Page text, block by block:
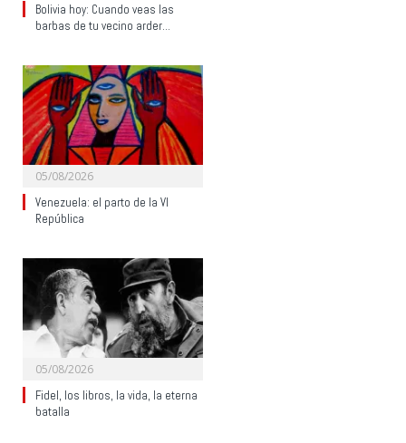
Bolivia hoy: Cuando veas las
barbas de tu vecino arder…
05/08/2026
Venezuela: el parto de la VI
República
05/08/2026
Fidel, los libros, la vida, la eterna
batalla